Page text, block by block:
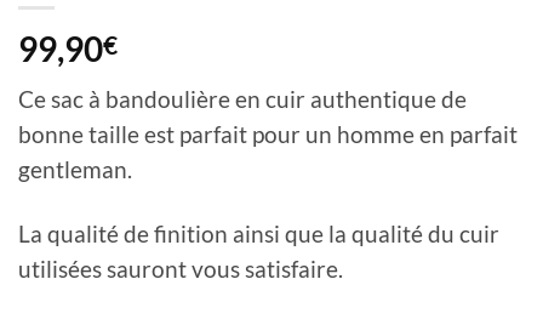
99,90€
Ce sac à bandoulière en cuir authentique de
bonne taille est parfait pour un homme en parfait
gentleman.
La qualité de finition ainsi que la qualité du cuir
utilisées sauront vous satisfaire.